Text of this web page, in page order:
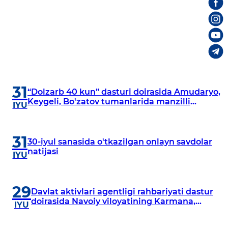
31
IYU
“Dolzarb 40 kun” dasturi doirasida Amudaryo,
Keygeli, Bo'zatov tumanlarida manzilli
31
IYU
30-iyul sanasida o'tkazilgan onlayn savdolar
natijasi
29
IYU
Davlat aktivlari agentligi rahbariyati dastur
doirasida Navoiy viloyatining Karmana,